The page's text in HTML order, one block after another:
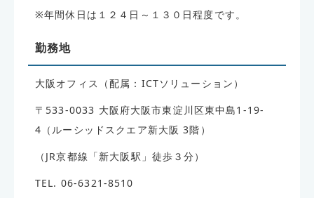
※年間休日は１２４日～１３０日程度です。
勤務地
大阪オフィス（配属：ICTソリューション）
〒533-0033 大阪府大阪市東淀川区東中島1-19-
4（ルーシッドスクエア新大阪 3階）
（JR京都線「新大阪駅」徒歩３分）
TEL. 06-6321-8510